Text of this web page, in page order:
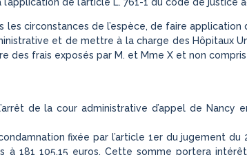
les circonstances de l’espèce, de faire application
et de mettre à la charge des Hôpitaux
des frais exposés par M. et Mme X et non
de la cour administrative d’appel de Nancy
fixée par l’article 1er du jugement du
à 181 105,15 euros. Cette somme portera